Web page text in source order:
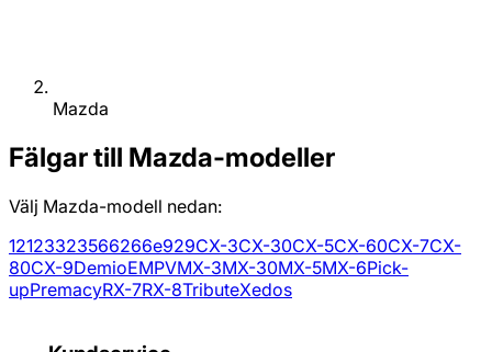
Mazda
Fälgar till Mazda-modeller
Välj Mazda-modell nedan:
12123323566266e929CX-3CX-30CX-5CX-60CX-7CX-
80CX-9DemioEMPVMX-3MX-30MX-5MX-6Pick-
upPremacyRX-7RX-8TributeXedos